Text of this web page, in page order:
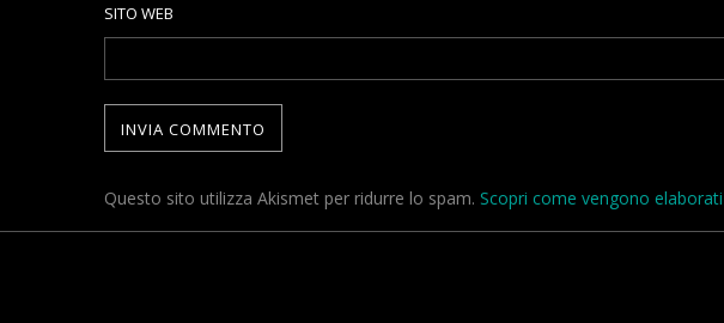
SITO WEB
Questo sito utilizza Akismet per ridurre lo spam. Scopri come vengono